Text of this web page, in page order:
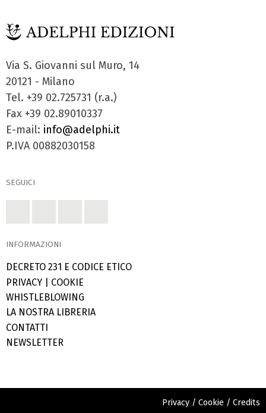
Via S. Giovanni sul Muro, 14
20121 - Milano
Tel. +39 02.725731 (r.a.)
Fax +39 02.89010337
E-mail: info@adelphi.it
P.IVA 00882030158
SEGUICI
INFORMAZIONI
DECRETO 231 E CODICE ETICO
PRIVACY
COOKIE
WHISTLEBLOWING
LA NOSTRA LIBRERIA
CONTATTI
NEWSLETTER
Privacy / Cookie / Credits